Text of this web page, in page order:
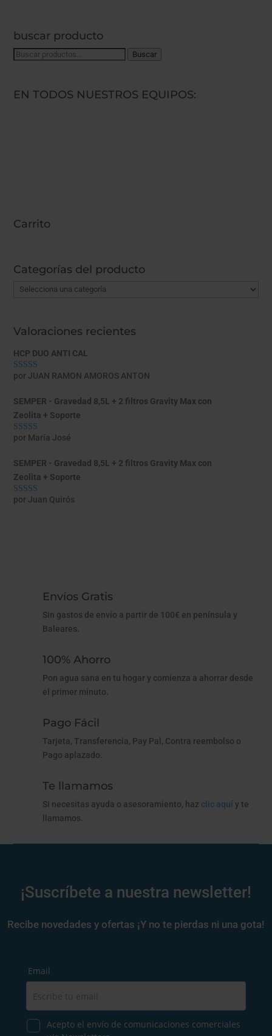
buscar producto
Buscar
Buscar
EN TODOS NUESTROS EQUIPOS:
Carrito
Categorías del producto
Valoraciones recientes
HCP DUO ANTI CAL
Valorado con
por JUAN RAMON AMOROS ANTON
SEMPER - Gravedad 8,5L + 2 filtros Gravity Max con
Zeolita + Soporte
Valorado con
por María José
SEMPER - Gravedad 8,5L + 2 filtros Gravity Max con
Zeolita + Soporte
Valorado con
por Juan Quirós
Envíos Gratis
Sin gastos de envío a partir de 100€ en península y
Baleares.
100% Ahorro
Pon agua sana en tu hogar y comienza a ahorrar desde
el primer minuto.
Pago Fácil
Tarjeta, Transferencia, Pay Pal, Contra reembolso o
Pago aplazado.
Te llamamos
Si necesitas ayuda o asesoramiento, haz clic aquíy te
llamamos.
¡Suscríbete a nuestra newsletter!
Recibe novedades y ofertas ¡Y no te pierdas ni una gota!